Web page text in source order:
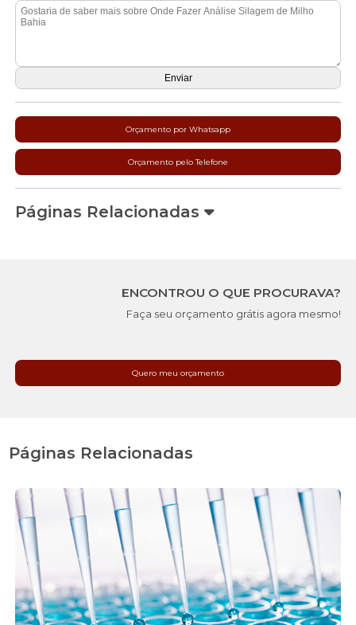
Orçamento por Whatsapp
Orçamento pelo Telefone
Páginas Relacionadas
ENCONTROU O QUE PROCURAVA?
Faça seu orçamento grátis agora mesmo!
Quero meu orçamento
Páginas Relacionadas